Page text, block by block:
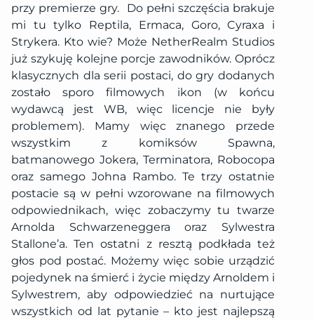
przy premierze gry. Do pełni szczęścia brakuje
mi tu tylko Reptila, Ermaca, Goro, Cyraxa i
Strykera. Kto wie? Może NetherRealm Studios
już szykuję kolejne porcje zawodników. Oprócz
klasycznych dla serii postaci, do gry dodanych
zostało sporo filmowych ikon (w końcu
wydawcą jest WB, więc licencje nie były
problemem). Mamy więc znanego przede
wszystkim z komiksów Spawna,
batmanowego Jokera, Terminatora, Robocopa
oraz samego Johna Rambo. Te trzy ostatnie
postacie są w pełni wzorowane na filmowych
odpowiednikach, więc zobaczymy tu twarze
Arnolda Schwarzeneggera oraz Sylwestra
Stallone’a. Ten ostatni z resztą podkłada też
głos pod postać. Możemy więc sobie urządzić
pojedynek na śmierć i życie między Arnoldem i
Sylwestrem, aby odpowiedzieć na nurtujące
wszystkich od lat pytanie – kto jest najlepszą